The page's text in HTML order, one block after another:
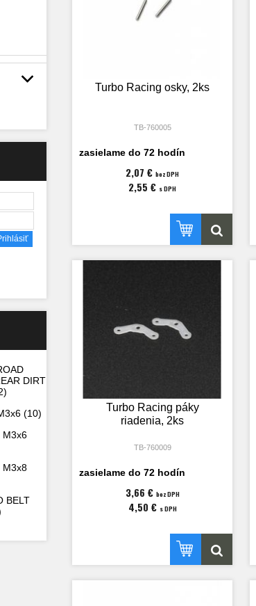
DIRT
(10)
M3x6
M3x8
BELT
Turbo Racing osky, 2ks
TB-760005
zasielame do 72 hodín
2,07 €bez DPH
2,55 € s DPH
Turbo Racing páky
riadenia, 2ks
TB-760009
zasielame do 72 hodín
3,66 € bez DPH
4,50 € s DPH